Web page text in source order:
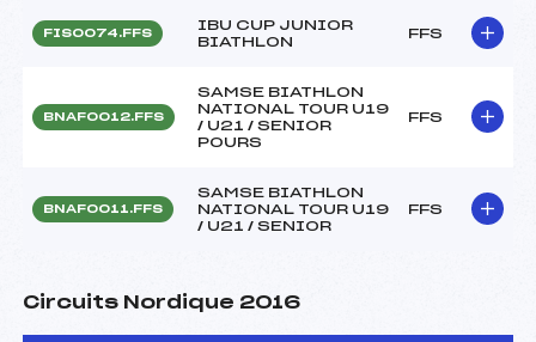
FIS0074.FFS
IBU CUP JUNIOR
BIATHLON
FFS
BNAF0012.FFS
SAMSE BIATHLON
NATIONAL TOUR U19
/ U21 / SENIOR
POURS
FFS
BNAF0011.FFS
SAMSE BIATHLON
NATIONAL TOUR U19
/ U21 / SENIOR
FFS
Circuits Nordique 2016